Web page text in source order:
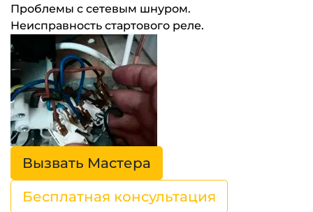
Проблемы с сетевым шнуром.
Неисправность стартового реле.
Вызвать Мастера
Бесплатная консультация